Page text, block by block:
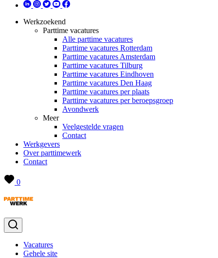
Werkzoekend
Parttime vacatures
Alle parttime vacatures
Parttime vacatures Rotterdam
Parttime vacatures Amsterdam
Parttime vacatures Tilburg
Parttime vacatures Eindhoven
Parttime vacatures Den Haag
Parttime vacatures per plaats
Parttime vacatures per beroepsgroep
Avondwerk
Meer
Veelgestelde vragen
Contact
Werkgevers
Over parttimewerk
Contact
0
Vacatures
Gehele site